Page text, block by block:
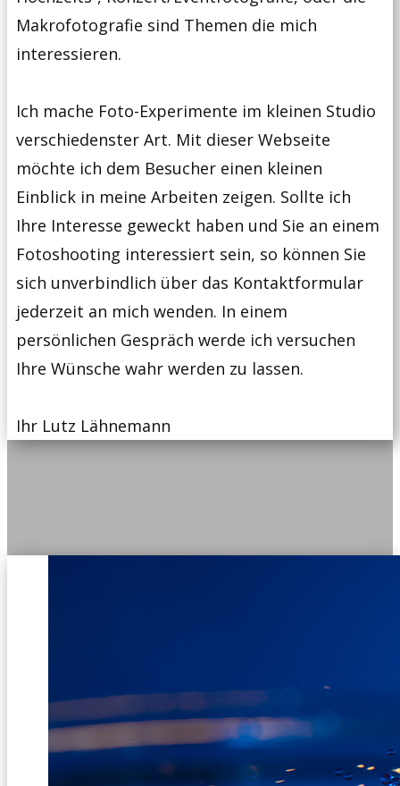
Makrofotografie sind Themen die mich
interessieren.
Ich mache Foto-Experimente im kleinen Studio
verschiedenster Art. Mit dieser Webseite
möchte ich dem Besucher einen kleinen
Einblick in meine Arbeiten zeigen. Sollte ich
Ihre Interesse geweckt haben und Sie an einem
Fotoshooting interessiert sein, so können Sie
sich unverbindlich über das Kontaktformular
jederzeit an mich wenden. In einem
persönlichen Gespräch werde ich versuchen
Ihre Wünsche wahr werden zu lassen.
Ihr Lutz Lähnemann